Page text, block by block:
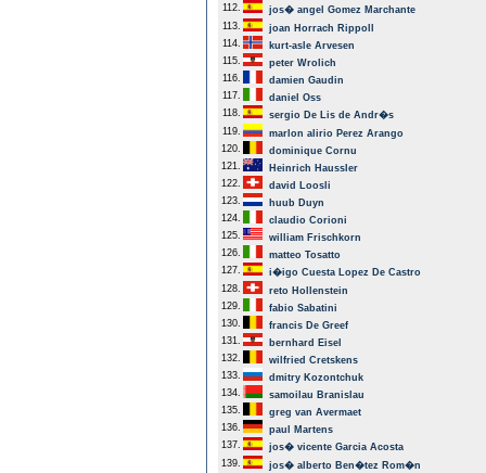
112.
jos� angel Gomez Marchante
113.
joan Horrach Rippoll
114.
kurt-asle Arvesen
115.
peter Wrolich
116.
damien Gaudin
117.
daniel Oss
118.
sergio De Lis de Andr�s
119.
marlon alirio Perez Arango
120.
dominique Cornu
121.
Heinrich Haussler
122.
david Loosli
123.
huub Duyn
124.
claudio Corioni
125.
william Frischkorn
126.
matteo Tosatto
127.
i�igo Cuesta Lopez De Castro
128.
reto Hollenstein
129.
fabio Sabatini
130.
francis De Greef
131.
bernhard Eisel
132.
wilfried Cretskens
133.
dmitry Kozontchuk
134.
samoilau Branislau
135.
greg van Avermaet
136.
paul Martens
137.
jos� vicente Garcia Acosta
139.
jos� alberto Ben�tez Rom�n